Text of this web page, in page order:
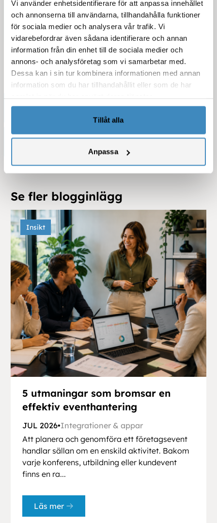
Vi använder enhetsidentifierare för att anpassa innehållet
och annonserna till användarna, tillhandahålla funktioner
för sociala medier och analysera vår trafik. Vi
vidarebefordrar även sådana identifierare och annan
information från din enhet till de sociala medier och
annons- och analysföretag som vi samarbetar med.
Dessa kan i sin tur kombinera informationen med annan
information som du har tillhandahållit eller som de har
Tillåt alla
Anpassa
Kategorier
Sortera efter år
Se fler blogginlägg
Insikt
5 utmaningar som bromsar en
effektiv eventhantering
JUL 2026•Integrationer & appar
Att planera och genomföra ett företagsevent
handlar sällan om en enskild aktivitet. Bakom
varje konferens, utbildning eller kundevent
finns en ra...
Läs mer